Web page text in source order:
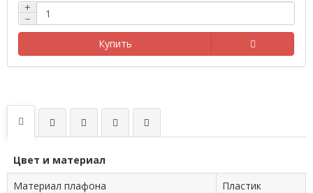
+
−
Купить
Цвет и материал
Материал плафона
Пластик